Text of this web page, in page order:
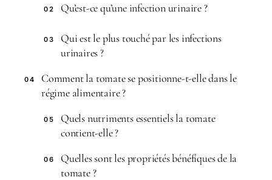
02 Qu’est-ce qu’une infection urinaire ?
03
Qui est le plus touché par les infections
urinaires ?
04
Comment la tomate se positionne-t-elle dans le
régime alimentaire ?
05
Quels nutriments essentiels la tomate
contient-elle ?
06
Quelles sont les propriétés bénéfiques de la
tomate ?